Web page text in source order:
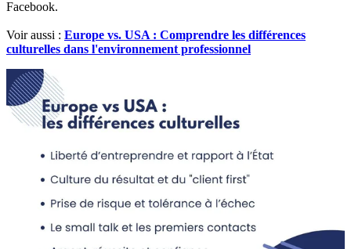
Facebook.
Voir aussi : Europe vs. USA : Comprendre les différences
culturelles dans l'environnement professionnel